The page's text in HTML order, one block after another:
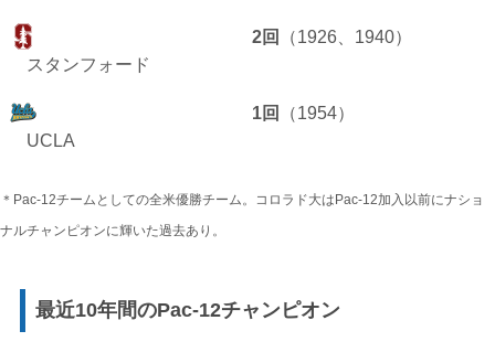
スタンフォード
2回 （1926、1940）
UCLA
1回 （1954）
＊Pac-12チームとしての全米優勝チーム。コロラド大はPac-12加入以前にナショ
ナルチャンピオンに輝いた過去あり。
最近10年間のPac-12チャンピオン